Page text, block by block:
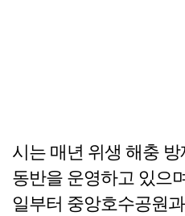
시는 매년 위생 해충
동반을 운영하고 있으
일부터 중앙호수공원